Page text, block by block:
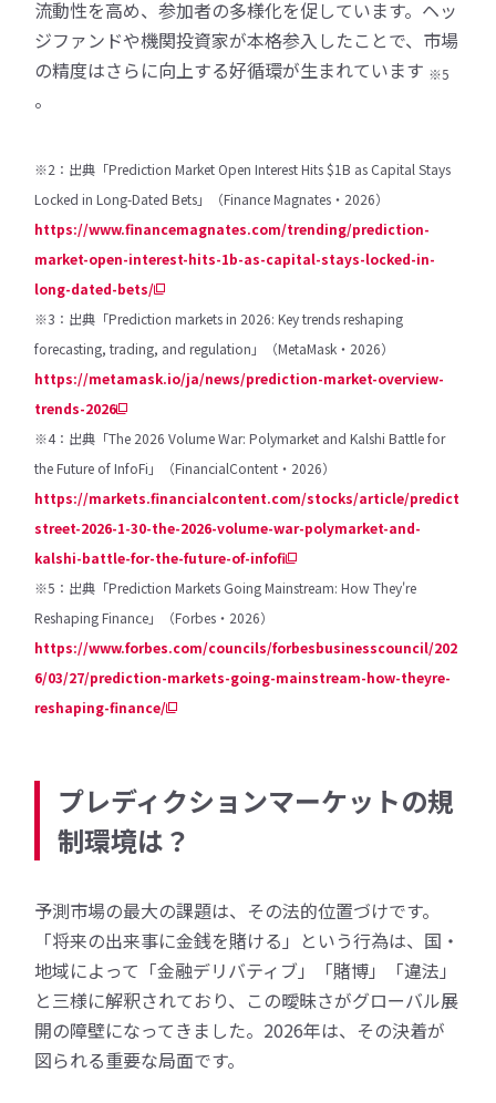
流動性を高め、参加者の多様化を促しています。ヘッ
ジファンドや機関投資家が本格参入したことで、市場
の精度はさらに向上する好循環が生まれています ※5
。
※2：出典「Prediction Market Open Interest Hits $1B as Capital Stays
Locked in Long-Dated Bets」（Finance Magnates・2026）
https://www.financemagnates.com/trending/prediction-
market-open-interest-hits-1b-as-capital-stays-locked-in-
long-dated-bets/
※3：出典「Prediction markets in 2026: Key trends reshaping
forecasting, trading, and regulation」（MetaMask・2026）
https://metamask.io/ja/news/prediction-market-overview-
trends-2026
※4：出典「The 2026 Volume War: Polymarket and Kalshi Battle for
the Future of InfoFi」（FinancialContent・2026）
https://markets.financialcontent.com/stocks/article/predict
street-2026-1-30-the-2026-volume-war-polymarket-and-
kalshi-battle-for-the-future-of-infofi
※5：出典「Prediction Markets Going Mainstream: How They're
Reshaping Finance」（Forbes・2026）
https://www.forbes.com/councils/forbesbusinesscouncil/202
6/03/27/prediction-markets-going-mainstream-how-theyre-
reshaping-finance/
プレディクションマーケットの規
制環境は？
予測市場の最大の課題は、その法的位置づけです。
「将来の出来事に金銭を賭ける」という行為は、国・
地域によって「金融デリバティブ」「賭博」「違法」
と三様に解釈されており、この曖昧さがグローバル展
開の障壁になってきました。2026年は、その決着が
図られる重要な局面です。